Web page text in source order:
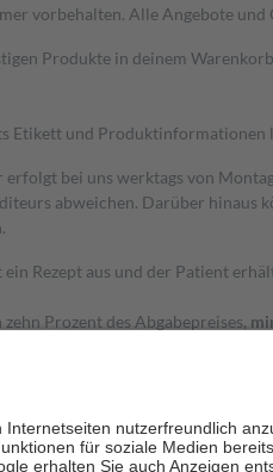
vorbehalten. Alle Angebote
Produkte in deinem
Etikett und Produktinformationen
bei uns werktags von
abweichen. Darüber
Rezept aus und der Patient
Prozent des Abgabepreises,
zu stärken und die
mit Ausnahme der Fahrkosten